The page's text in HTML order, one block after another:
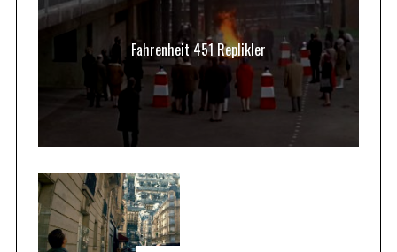
Fahrenheit 451 Replikler
S
e
a